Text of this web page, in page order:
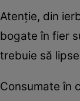
Atenţie, din
bogate în fier
trebuie să
Consumate în